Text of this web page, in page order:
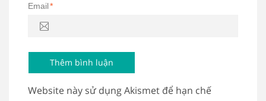
Email*
Website này sử dụng Akismet để hạn chế